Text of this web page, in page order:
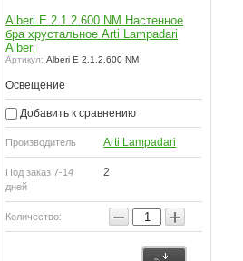
Alberi E 2.1.2.600 NM Настенное
бра хрустальное Arti Lampadari
Alberi
Артикул: Alberi E 2.1.2.600 NM
Освещение
Добавить к сравнению
Производитель Arti Lampadari
Под заказ 7-14
дней
2
Количество: − +